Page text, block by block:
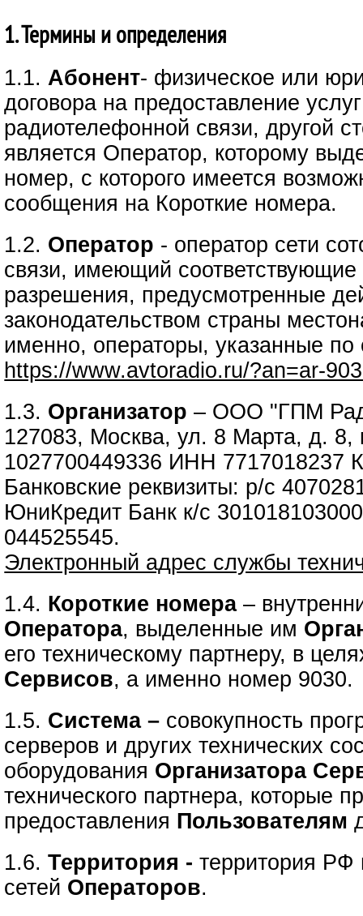
1. Термины и определения
1.1.Абонент- физическое или
договора на предоставление
радиотелефонной связи, другой
является Оператор, которому
номер, с которого имеется
сообщения на Короткие номера.
1.2. Оператор - оператор сети
связи, имеющий соответствующие
разрешения, предусмотренные
законодательством страны
именно, операторы, указанные
https://www.avtoradio.ru/?an=ar-
1.3. Организатор– ООО "ГПМ
127083, Москва, ул. 8 Марта, д.
1027700449336 ИНН 7717018237
Банковские реквизиты: р/с
ЮниКредит Банк к/с
044525545.
Электронный адрес службы
1.4. Короткие номера–
Оператора, выделенные им
его техническому партнеру, в
Сервисов, а именно номер 9030.
1.5. Система – совокупность
серверов и других технических
оборудования Организатора
технического партнера, которые
предоставления Пользователям
1.6.Территория -территория РФ
сетей Операторов.